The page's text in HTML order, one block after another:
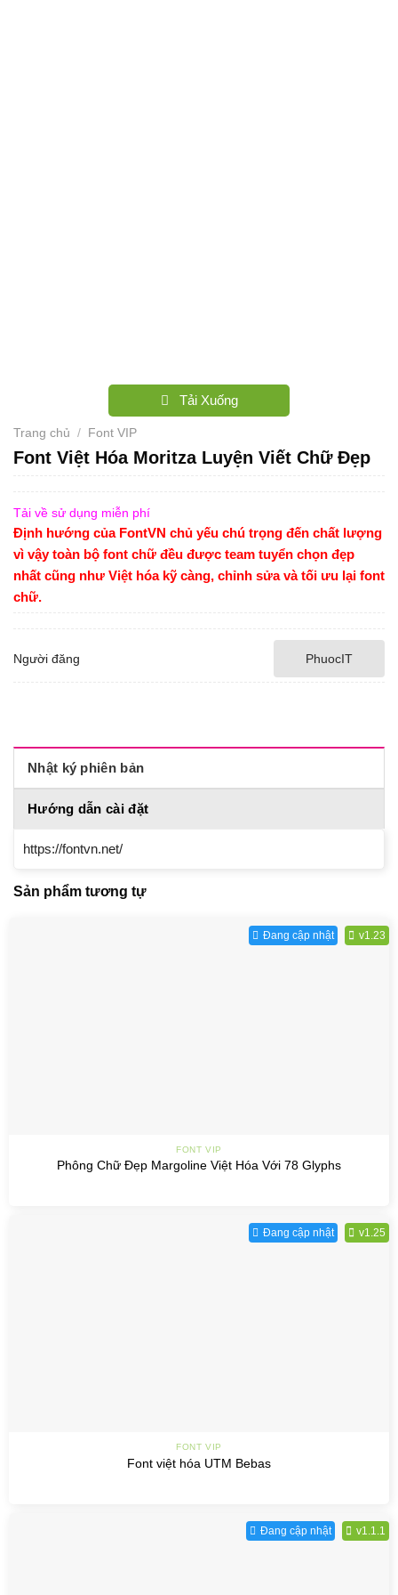
Tải Xuống
Trang chủ / Font VIP
Font Việt Hóa Moritza Luyện Viết Chữ Đẹp
Tải về sử dụng miễn phí
Định hướng của FontVN chủ yếu chú trọng đến chất lượng
vì vậy toàn bộ font chữ đều được team tuyển chọn đẹp
nhất cũng như Việt hóa kỹ càng, chỉnh sửa và tối ưu lại font
chữ.
Người đăng PhuocIT
Nhật ký phiên bản
Hướng dẫn cài đặt
https://fontvn.net/
Sản phẩm tương tự
Đang cập nhật v1.23
FONT VIP
Phông Chữ Đẹp Margoline Việt Hóa Với 78 Glyphs
Đang cập nhật v1.25
FONT VIP
Font việt hóa UTM Bebas
Đang cập nhật v1.1.1